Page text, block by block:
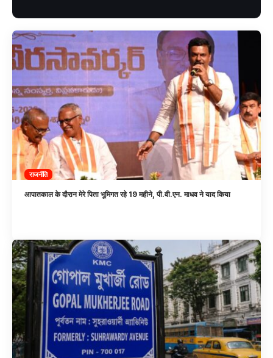
राजनीति
आपातकाल के दौरान मेरे पिता भूमिगत रहे 19 महीने, पी.वी.एन. माधव ने याद किया